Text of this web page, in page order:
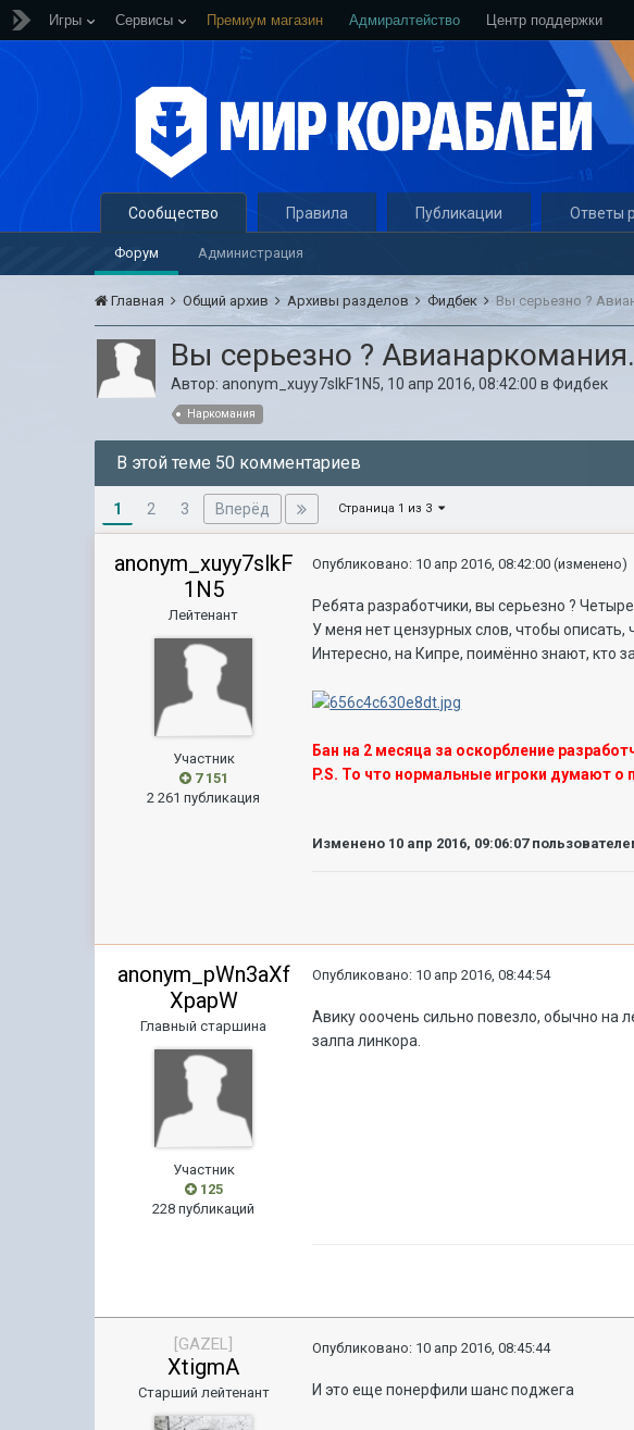
Игры Сервисы Премиум магазин Адмиралтейство Центр поддержки
Сообщество
Форум Администрация
Правила Публикации Ответы
Главная Общий архив Архивы разделов Фидбек Вы серьезно ?
Вы серьезно ? Авианаркомания.
Автор:anonym_xuyy7slkF1N5, 10 апр 2016, 08:42:00 вФидбек
Наркомания
В этой теме 50 комментариев
1 2 3 Вперёд Страница 1 из 3
anonym_xuyy7slkF
1N5
Лейтенант
Участник
7 151
2 261 публикация
Опубликовано: 10 апр 2016, 08:42:00 (изменено)
Ребята разработчики, вы серьезно ?
У меня нет цензурных слов, чтобы
Интересно, на Кипре, поимённо знают, кто
Бан на 2 месяца за оскорбление
P.S. То что нормальные игроки думают
Изменено 10 апр 2016, 09:06:07
anonym_pWn3aXf
XpapW
Главный старшина
Участник
125
228 публикаций
Опубликовано: 10 апр 2016, 08:44:54
Авику ооочень сильно повезло, обычно на
залпа линкора.
[GAZEL]
XtigmA
Старший лейтенант
Опубликовано: 10 апр 2016, 08:45:44
И это еще понерфили шанс поджега